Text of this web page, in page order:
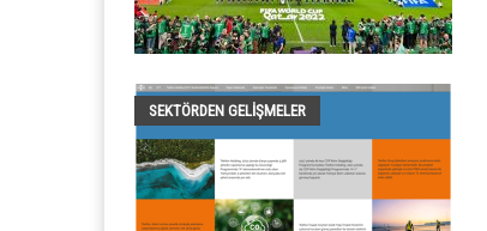
SEKTÖRDEN GELIŞMELER